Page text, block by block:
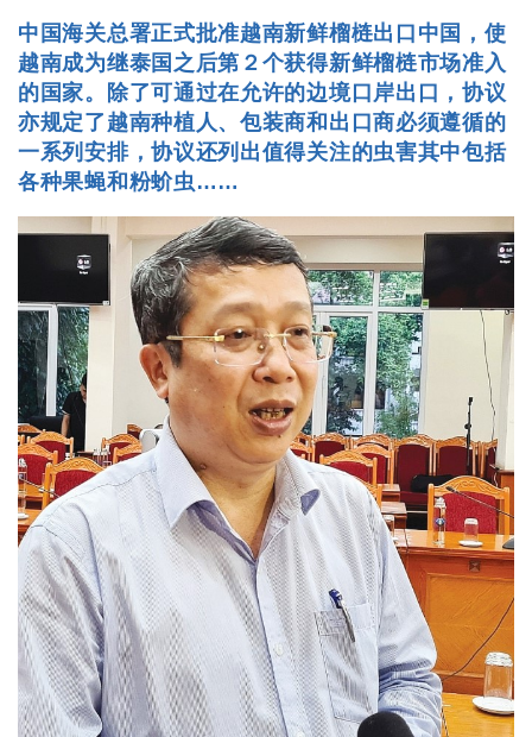
中国海关总署正式批准越南新鲜榴梿出口中国，使
越南成为继泰国之后第２个获得新鲜榴梿市场准入
的国家。除了可通过在允许的边境口岸出口，协议
亦规定了越南种植人、包装商和出口商必须遵循的
一系列安排，协议还列出值得关注的虫害其中包括
各种果蝇和粉蚧虫……